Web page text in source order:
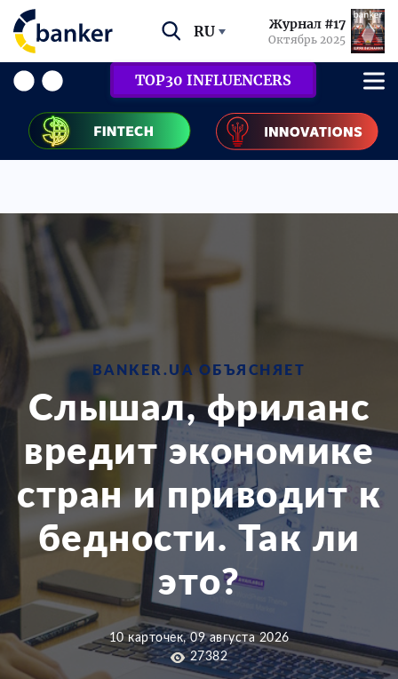
RU Журнал #17
Октябрь 2025
TOP30 INFLUENCERS
BANKER.UA ОБЪЯСНЯЕТ
Слышал, фриланс
вредит экономике
стран и приводит к
бедности. Так ли
это?
10 карточек, 09 августа 2026
27382